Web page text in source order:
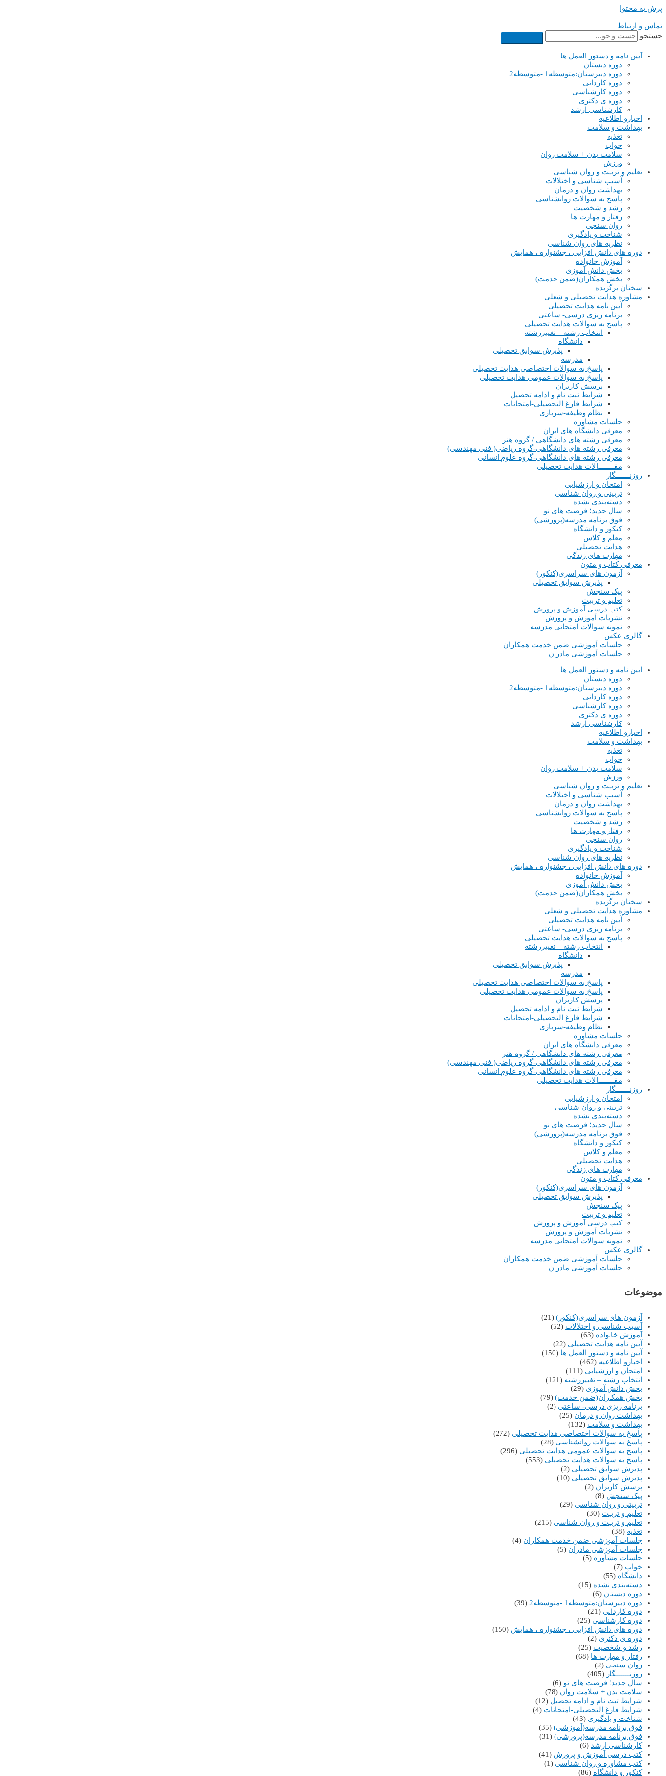
پرش به محتوا
تماس و ارتباط
جستجو
آیین نامه و دستور العمل ها
دوره دبستان
دوره دبیرستان:متوسطه1 -متوسطه2
دوره کاردانی
دوره کارشناسی
دوره ی دکتری
کارشناسی ارشد
اخبارو اطلاعیه
بهداشت و سلامت
تغذیه
خواب
سلامت بدن + سلامت روان
ورزش
تعلیم و تربیت و روان شناسی
آسیب شناسی و اختلالات
بهداشت روان و درمان
پاسخ به سوالات روانشناسی
رشد و شخصیت
رفتار و مهارت ها
روان سنجی
شناخت و یادگیری
نظریه های روان شناسی
دوره های دانش افزایی ، جشنواره ، همایش
آموزش خانواده
بخش دانش آموزی
بخش همکاران(ضمن خدمت)
سخنان برگزیده
مشاوره هدایت تحصیلی و شغلی
آیین نامه هدایت تحصیلی
برنامه ریزی درسی- ساعتی
پاسخ به سوالات هدایت تحصیلی
انتخاب رشته – تغییررشته
دانشگاه
پذیرش سوابق تحصیلی
مدرسه
پاسخ به سوالات اختصاصی هدایت تحصیلی
پاسخ به سوالات عمومی هدایت تحصیلی
پرسش کاربران
شرایط ثبت نام و ادامه تحصیل
شرایط فارغ التحصیلی-امتحانات
نظام وظیفه-سربازی
جلسات مشاوره
معرفی دانشگاه های ایران
معرفی رشته های دانشگاهی / گروه هنر
معرفی رشته های دانشگاهی-گروه ریاضی( فنی مهندسی)
معرفی رشته های دانشگاهی-گروه علوم انسانی
مقــــــــالات هدایت تحصیلی
روزنـــــــگار
امتحان و ارزشیابی
تربیتی و روان شناسی
دسته‌بندی نشده
سال جدید؛ فرصت های نو
فوق برنامه مدرسه(پرورشی)
کنکور و دانشگاه
معلم و کلاس
هدایت تحصیلی
مهارت های زندگی
معرفی کتاب و متون
آزمون های سراسری(کنکور)
پذیرش سوابق تحصیلی
پیک سنجش
تعلیم و تربیت
کتب درسی آموزش و پرورش
نشریات آموزش و پرورش
نمونه سوالات امتحانی مدرسه
گالری عکس
جلسات آموزشی ضمن خدمت همکاران
جلسات آموزشی مادران
آیین نامه و دستور العمل ها
دوره دبستان
دوره دبیرستان:متوسطه1 -متوسطه2
دوره کاردانی
دوره کارشناسی
دوره ی دکتری
کارشناسی ارشد
اخبارو اطلاعیه
بهداشت و سلامت
تغذیه
خواب
سلامت بدن + سلامت روان
ورزش
تعلیم و تربیت و روان شناسی
آسیب شناسی و اختلالات
بهداشت روان و درمان
پاسخ به سوالات روانشناسی
رشد و شخصیت
رفتار و مهارت ها
روان سنجی
شناخت و یادگیری
نظریه های روان شناسی
دوره های دانش افزایی ، جشنواره ، همایش
آموزش خانواده
بخش دانش آموزی
بخش همکاران(ضمن خدمت)
سخنان برگزیده
مشاوره هدایت تحصیلی و شغلی
آیین نامه هدایت تحصیلی
برنامه ریزی درسی- ساعتی
پاسخ به سوالات هدایت تحصیلی
انتخاب رشته – تغییررشته
دانشگاه
پذیرش سوابق تحصیلی
مدرسه
پاسخ به سوالات اختصاصی هدایت تحصیلی
پاسخ به سوالات عمومی هدایت تحصیلی
پرسش کاربران
شرایط ثبت نام و ادامه تحصیل
شرایط فارغ التحصیلی-امتحانات
نظام وظیفه-سربازی
جلسات مشاوره
معرفی دانشگاه های ایران
معرفی رشته های دانشگاهی / گروه هنر
معرفی رشته های دانشگاهی-گروه ریاضی( فنی مهندسی)
معرفی رشته های دانشگاهی-گروه علوم انسانی
مقــــــــالات هدایت تحصیلی
روزنـــــــگار
امتحان و ارزشیابی
تربیتی و روان شناسی
دسته‌بندی نشده
سال جدید؛ فرصت های نو
فوق برنامه مدرسه(پرورشی)
کنکور و دانشگاه
معلم و کلاس
هدایت تحصیلی
مهارت های زندگی
معرفی کتاب و متون
آزمون های سراسری(کنکور)
پذیرش سوابق تحصیلی
پیک سنجش
تعلیم و تربیت
کتب درسی آموزش و پرورش
نشریات آموزش و پرورش
نمونه سوالات امتحانی مدرسه
گالری عکس
جلسات آموزشی ضمن خدمت همکاران
جلسات آموزشی مادران
موضوعات
آزمون های سراسری(کنکور) (21)
آسیب شناسی و اختلالات (52)
آموزش خانواده (63)
آیین نامه هدایت تحصیلی (22)
آیین نامه و دستور العمل ها (150)
اخبارو اطلاعیه (462)
امتحان و ارزشیابی (111)
انتخاب رشته – تغییررشته (121)
بخش دانش آموزی (29)
بخش همکاران(ضمن خدمت) (79)
برنامه ریزی درسی- ساعتی (2)
بهداشت روان و درمان (25)
بهداشت و سلامت (132)
پاسخ به سوالات اختصاصی هدایت تحصیلی (272)
پاسخ به سوالات روانشناسی (28)
پاسخ به سوالات عمومی هدایت تحصیلی (296)
پاسخ به سوالات هدایت تحصیلی (553)
پذیرش سوابق تحصیلی (2)
پذیرش سوابق تحصیلی (10)
پرسش کاربران (2)
پیک سنجش (8)
تربیتی و روان شناسی (29)
تعلیم و تربیت (30)
تعلیم و تربیت و روان شناسی (215)
تغذیه (38)
جلسات آموزشی ضمن خدمت همکاران (4)
جلسات آموزشی مادران (5)
جلسات مشاوره (5)
خواب (7)
دانشگاه (55)
دسته‌بندی نشده (15)
دوره دبستان (6)
دوره دبیرستان:متوسطه1 -متوسطه2
(39)
دوره کاردانی (21)
دوره کارشناسی (25)
دوره های دانش افزایی ، جشنواره ، همایش (150)
دوره ی دکتری (2)
رشد و شخصیت (25)
رفتار و مهارت ها (68)
روان سنجی (2)
روزنـــــــگار (405)
سال جدید؛ فرصت های نو (6)
سلامت بدن + سلامت روان (78)
شرایط ثبت نام و ادامه تحصیل (12)
شرایط فارغ التحصیلی-امتحانات (4)
شناخت و یادگیری (43)
فوق برنامه مدرسه(آموزشی) (35)
فوق برنامه مدرسه(پرورشی) (31)
کارشناسی ارشد (6)
کتب درسی آموزش و پرورش (41)
کتب مشاوره و روان شناسی (1)
کنکور و دانشگاه (86)